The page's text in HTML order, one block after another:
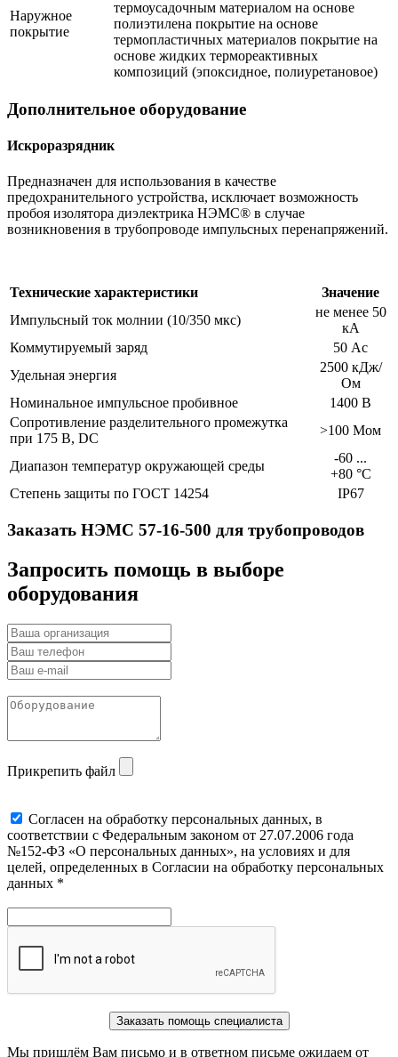
Наружное
покрытие
термоусадочным материалом на основе
полиэтилена покрытие на основе
термопластичных материалов покрытие на
основе жидких термореактивных
композиций (эпоксидное, полиуретановое)
Дополнительное оборудование
Искроразрядник
Предназначен для использования в качестве
предохранительного устройства, исключает возможность
пробоя изолятора диэлектрика НЭМС® в случае
возникновения в трубопроводе импульсных перенапряжений.
Технические характеристики
Значение
Импульсный ток молнии (10/350 мкс)
не менее 50
кА
Коммутируемый заряд
50 Ас
Удельная энергия
2500 кДж/
Ом
Номинальное импульсное пробивное
1400 В
Сопротивление разделительного промежутка
при 175 В, DC
>100 Мом
Диапазон температур окружающей среды
-60 ...
+80 °C
Степень защиты по ГОСТ 14254
IP67
Заказать НЭМС 57-16-500 для трубопроводов
Запросить помощь в выборе
оборудования
Прикрепить файл
Cогласен на обработку персональных данных, в
соответствии с Федеральным законом от 27.07.2006 года
№152-ФЗ «О персональных данных», на условиях и для
целей, определенных в Согласии на обработку персональных
данных *
Заказать помощь специалиста
Мы пришлём Вам письмо и в ответном письме ожидаем от